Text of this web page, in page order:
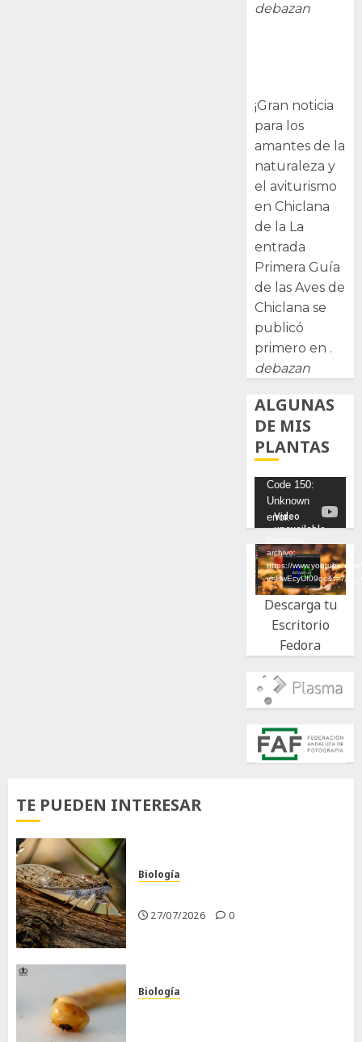
debazan
¡Gran noticia
para los
amantes de la
naturaleza y
el aviturismo
en Chiclana
de la La
entrada
Primera Guía
de las Aves de
Chiclana se
publicó
primero en .
debazan
ALGUNAS
DE MIS
PLANTAS
Reproductor
de
vídeo
Code 150:
Unknown
error.
archivo:
https://
Descarga tu
Escritorio
Fedora
TE PUEDEN INTERESAR
Biología
27/07/2026 0
Biología